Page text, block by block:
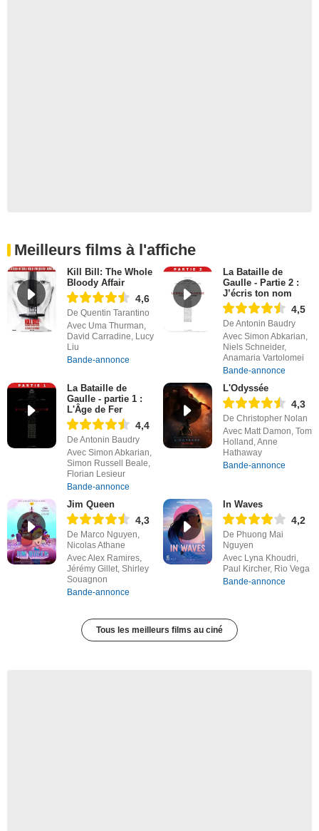
Meilleurs films à l'affiche
Kill Bill: The Whole
Bloody Affair
4,6
De Quentin Tarantino
Avec Uma Thurman,
David Carradine, Lucy
Liu
Bande-annonce
La Bataille de
Gaulle - Partie 2 :
J’écris ton nom
4,5
De Antonin Baudry
Avec Simon Abkarian,
Niels Schneider,
Anamaria Vartolomei
Bande-annonce
La Bataille de
Gaulle - partie 1 :
L'Âge de Fer
4,4
De Antonin Baudry
Avec Simon Abkarian,
Simon Russell Beale,
Florian Lesieur
Bande-annonce
L'Odyssée
4,3
De Christopher Nolan
Avec Matt Damon, Tom
Holland, Anne
Hathaway
Bande-annonce
Jim Queen
4,3
De Marco Nguyen,
Nicolas Athane
Avec Alex Ramires,
Jérémy Gillet, Shirley
Souagnon
Bande-annonce
In Waves
4,2
De Phuong Mai
Nguyen
Avec Lyna Khoudri,
Paul Kircher, Rio Vega
Bande-annonce
Tous les meilleurs films au ciné